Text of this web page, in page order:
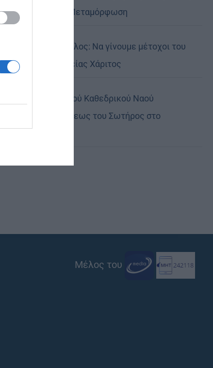
στον Βόλο η Μεταμόρφωση
Κορίνθου Παύλος: Να γίνουμε μέτοχοι του
φωτός της Θείας Χάριτος
Πανήγυρη Ιερού Καθεδρικού Ναού
Μεταμορφώσεως του Σωτήρος στο
Μέλος του